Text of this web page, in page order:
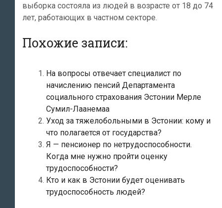
выборка состояла из людей в возрасте от 18 до 74
лет, работающих в частном секторе.
Похожие записи:
На вопросы отвечает специалист по
начислению пенсий Департамента
социального страхования Эстонии Мерле
Сумил-Лаанемаа
Уход за тяжелобольными в Эстонии: кому и
что полагается от государства?
Я — пенсионер по нетрудоспособности.
Когда мне нужно пройти оценку
трудоспособности?
Кто и как в Эстонии будет оценивать
трудоспособность людей?